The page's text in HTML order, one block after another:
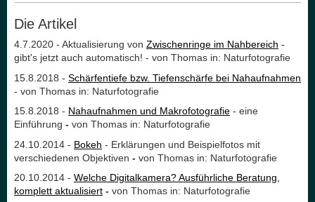
Die Artikel
4.7.2020 - Aktualisierung von Zwischenringe im Nahbereich -
gibt's jetzt auch automatisch! - von Thomas in: Naturfotografie
15.8.2018 - Schärfentiefe bzw. Tiefenschärfe bei Nahaufnahmen
- von Thomas in: Naturfotografie
15.8.2018 - Nahaufnahmen und Makrofotografie - eine
Einführung - von Thomas in: Naturfotografie
24.10.2014 - Bokeh - Erklärungen und Beispielfotos mit
verschiedenen Objektiven - von Thomas in: Naturfotografie
20.10.2014 - Welche Digitalkamera? Ausführliche Beratung,
komplett aktualisiert - von Thomas in: Naturfotografie